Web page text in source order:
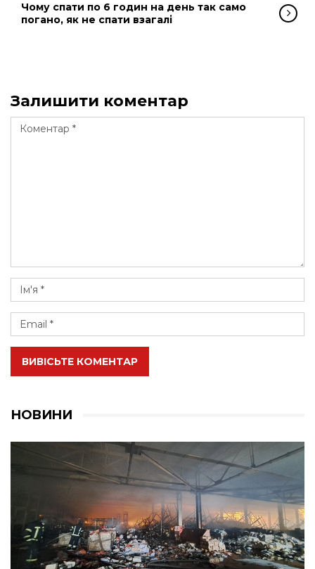
Чому спати по 6 годин на день так само
погано, як не спати взагалі
Залишити коментар
ВИВІСЬТЕ КОМЕНТАР
НОВИНИ